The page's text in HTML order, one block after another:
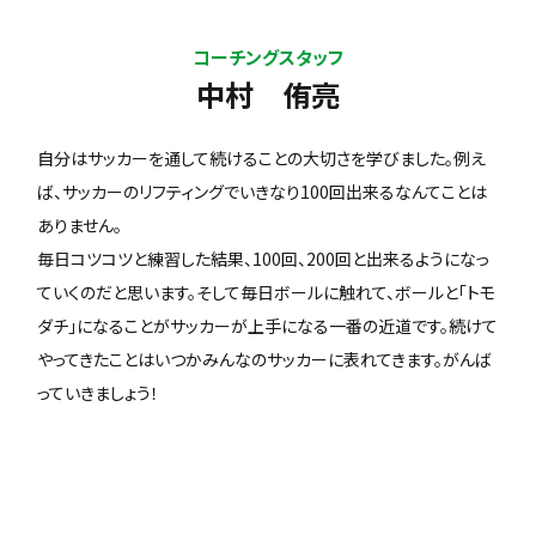
コーチングスタッフ
中村 侑亮
自分はサッカーを通して続けることの大切さを学びました。例え
ば、サッカーのリフティングでいきなり100回出来るなんてことは
ありません。
毎日コツコツと練習した結果、100回、200回と出来るようになっ
ていくのだと思います。そして毎日ボールに触れて、ボールと「トモ
ダチ」になることがサッカーが上手になる一番の近道です。続けて
やってきたことはいつかみんなのサッカーに表れてきます。がんば
っていきましょう！